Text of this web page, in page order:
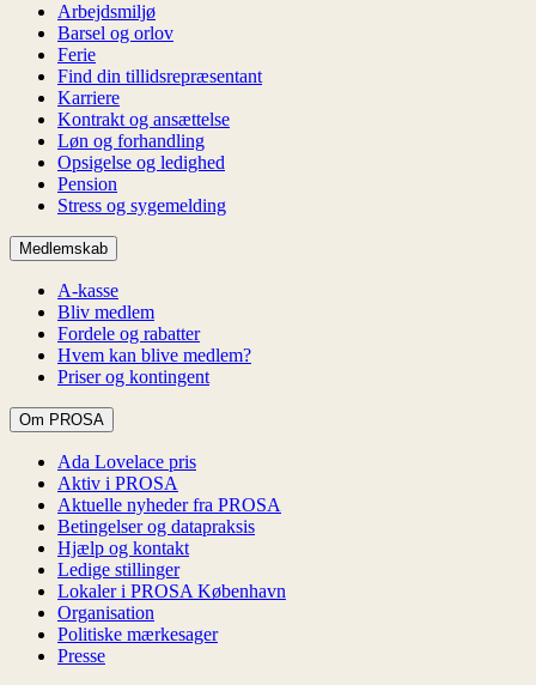
Arbejdsmiljø
Barsel og orlov
Ferie
Find din tillidsrepræsentant
Karriere
Kontrakt og ansættelse
Løn og forhandling
Opsigelse og ledighed
Pension
Stress og sygemelding
Medlemskab
A-kasse
Bliv medlem
Fordele og rabatter
Hvem kan blive medlem?
Priser og kontingent
Om PROSA
Ada Lovelace pris
Aktiv i PROSA
Aktuelle nyheder fra PROSA
Betingelser og datapraksis
Hjælp og kontakt
Ledige stillinger
Lokaler i PROSA København
Organisation
Politiske mærkesager
Presse